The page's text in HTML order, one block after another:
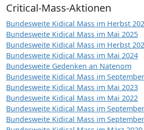
Critical-Mass-Aktionen
Bundesweite Kidical Mass im Herbst
Bundesweite Kidical Mass im Mai 2025
Bundesweite Kidical Mass im Herbst
Bundesweite Kidical Mass im Mai 2024
Bundesweite Gedenken an Natenom
Bundesweite Kidical Mass im
Bundesweite Kidical Mass im Mai 2023
Bundesweite Kidical Mass im Mai 2022
Bundesweite Kidical Mass im
Bundesweite Kidical Mass im